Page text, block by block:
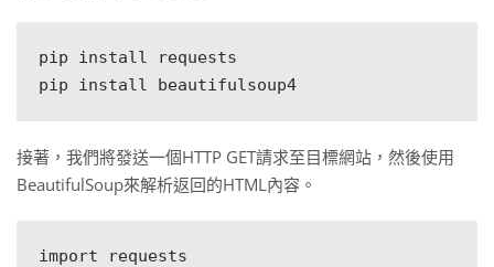
pip install requests
pip install beautifulsoup4
接著，我們將發送一個HTTP GET請求至目標網站，然後使用
BeautifulSoup來解析返回的HTML內容。
import requests